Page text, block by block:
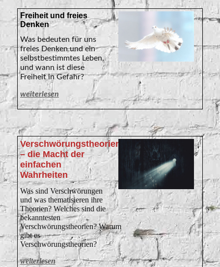
Freiheit und freies
Denken
Was bedeuten für uns
freies Denken und ein
selbstbestimmtes Leben,
und wann ist diese
Freiheit in Gefahr?
weiterlesen
Verschwörungstheorien
– die Macht der
einfachen
Wahrheiten
Was sind Verschwörungen
und was thematisieren ihre
Theorien? Welches sind die
bekanntesten
Verschwörungstheorien? Warum
gibt es
Verschwörungstheorien?
weiterlesen